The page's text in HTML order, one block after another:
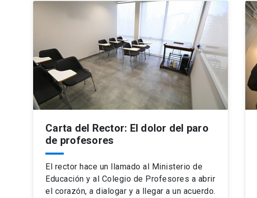
Carta del Rector: El dolor del paro
de profesores
El rector hace un llamado al Ministerio de
Educación y al Colegio de Profesores a abrir
el corazón, a dialogar y a llegar a un acuerdo.